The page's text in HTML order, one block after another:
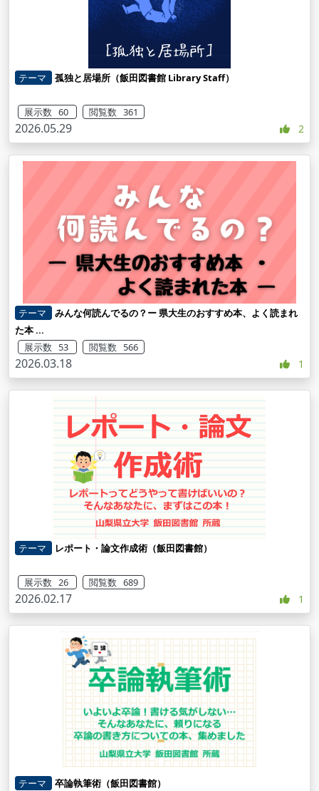
テーマ 孤独と居場所（飯田図書館 Library Staff）
展示数 60 閲覧数 361
2026.05.29 2
テーマ
みんな何読んでるの？ー 県大生のおすすめ本、よく読まれ
た本 ...
展示数 53
閲覧数 566
2026.03.18 1
テーマ レポート・論文作成術（飯田図書館）
展示数 26 閲覧数 689
2026.02.17 1
テーマ 卒論執筆術（飯田図書館）